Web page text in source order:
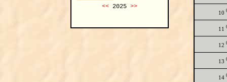
<<2025 >>
10
11
12
13
14